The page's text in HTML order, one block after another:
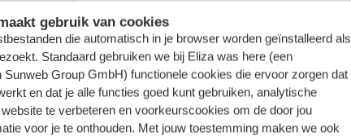
gebruik van cookies
die automatisch in je browser worden geïnstalleerd als
Standaard gebruiken we bij Eliza was here (een
Sunweb Group GmbH) functionele cookies die ervoor zorgen dat
en dat je alle functies goed kunt gebruiken, analytische
te verbeteren en voorkeurscookies om de door jou
voor je te onthouden. Met jouw toestemming maken we ook
een zonvakantie in maart
mijn favoriete plekjes zijnGran CanariaenLanzarote